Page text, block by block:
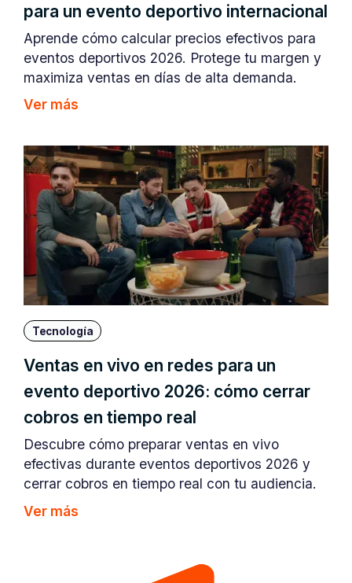
para un evento deportivo internacional
Aprende cómo calcular precios efectivos para
eventos deportivos 2026. Protege tu margen y
maximiza ventas en días de alta demanda.
Ver más
Tecnología
Ventas en vivo en redes para un
evento deportivo 2026: cómo cerrar
cobros en tiempo real
Descubre cómo preparar ventas en vivo
efectivas durante eventos deportivos 2026 y
cerrar cobros en tiempo real con tu audiencia.
Ver más